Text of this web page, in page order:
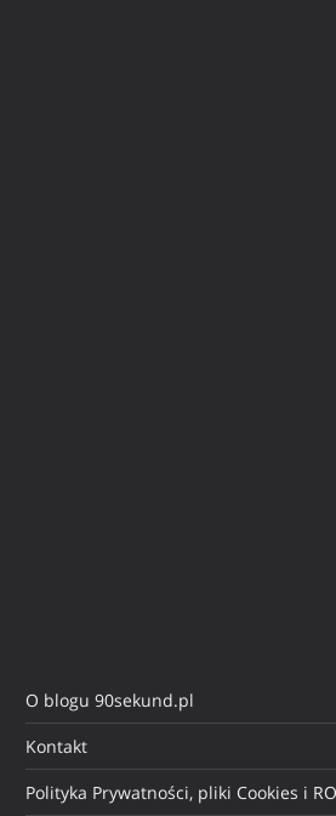
O blogu 90sekund.pl
Kontakt
Polityka Prywatności, pliki Cookies i